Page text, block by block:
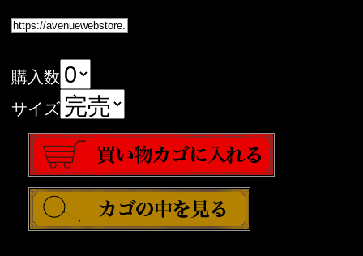
購入数
サイズ